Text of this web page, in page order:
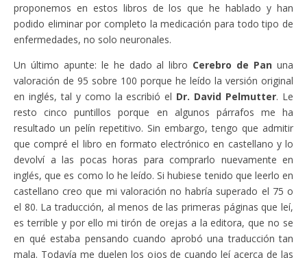
proponemos en estos libros de los que he hablado y han
podido eliminar por completo la medicación para todo tipo de
enfermedades, no solo neuronales.
Un último apunte: le he dado al libro Cerebro de Pan una
valoración de 95 sobre 100 porque he leído la versión original
en inglés, tal y como la escribió el Dr. David Pelmutter. Le
resto cinco puntillos porque en algunos párrafos me ha
resultado un pelín repetitivo. Sin embargo, tengo que admitir
que compré el libro en formato electrónico en castellano y lo
devolví a las pocas horas para comprarlo nuevamente en
inglés, que es como lo he leído. Si hubiese tenido que leerlo en
castellano creo que mi valoración no habría superado el 75 o
el 80. La traducción, al menos de las primeras páginas que leí,
es terrible y por ello mi tirón de orejas a la editora, que no se
en qué estaba pensando cuando aprobó una traducción tan
mala. Todavía me duelen los ojos de cuando leí acerca de las